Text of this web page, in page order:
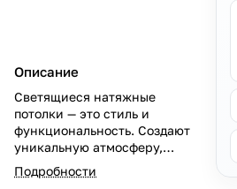
Описание
Светящиеся натяжные
потолки — это стиль и
функциональность. Создают
уникальную атмосферу,
экономят электроэнергию.
Узнайте о монтаже и цене
Подробности